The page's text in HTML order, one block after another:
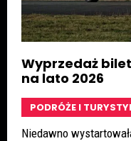
Wyprzedaż
na lato 2026
PODRÓŻE I
Niedawno